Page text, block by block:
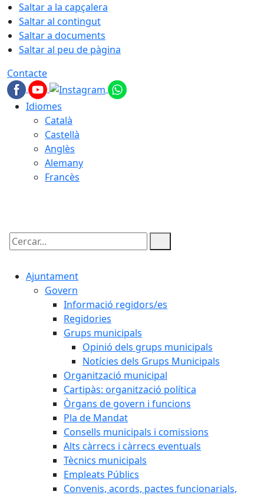
Saltar a la capçalera
Saltar al contingut
Saltar a documents
Saltar al peu de pàgina
Contacte
Idiomes
Català
Castellà
Anglès
Alemany
Francès
Cercar:
Ajuntament
Govern
Informació regidors/es
Regidories
Grups municipals
Opinió dels grups municipals
Notícies dels Grups Municipals
Organització municipal
Cartipàs: organització política
Òrgans de govern i funcions
Pla de Mandat
Consells municipals i comissions
Alts càrrecs i càrrecs eventuals
Tècnics municipals
Empleats Públics
Convenis, acords, pactes funcionarials,